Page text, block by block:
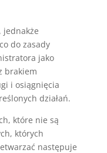
jednakże
do zasady
jako
brakiem
i osiągnięcia
działań.
które nie są
których
następuje